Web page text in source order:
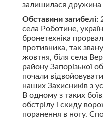
залишилася дружина
Обставини загибелі:
села Роботине,
бронетехніка
противника, так
жовтня, біля села
району Запорізької
почали
наших Захисників з
В одному з таких
обстрілу і скиду
поранення в ногу.